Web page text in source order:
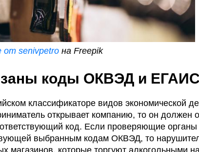
от senivpetro на Freepik
коды ОКВЭД и ЕГАИС
классификаторе видов экономической
открывает компанию, то он должен
код. Если проверяющие
выбранным кодам ОКВЭД, то